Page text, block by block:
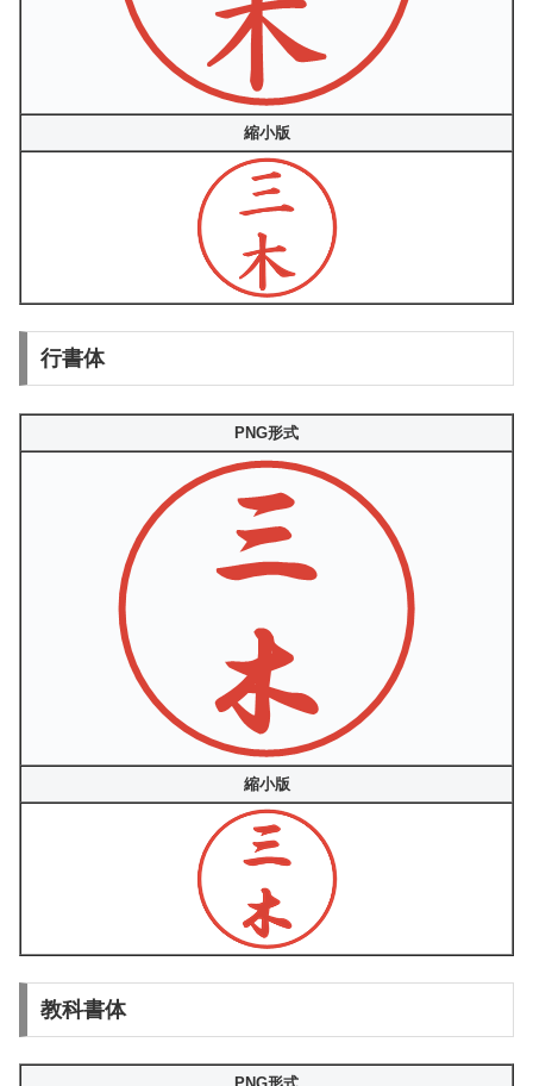
縮小版
行書体
PNG形式
縮小版
教科書体